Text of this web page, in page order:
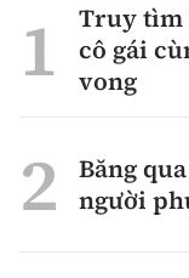
Truy tìm
cô gái
vong
Băng
người